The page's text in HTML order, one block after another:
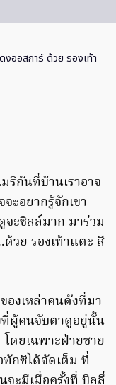
ออสการ์ ด้วย รองเท้า
ริกันที่บ้านเราอาจ
ะอยากรู้จักเขา
จะชิลล์มาก มาร่วม
วย รองเท้าแตะ สี
องเหล่าคนดังที่มา
ที่ผู้คนจับตาดูอยู่นั้น
ดยเฉพาะฝ่ายชาย
กซิโด้จัดเต็ม ที่